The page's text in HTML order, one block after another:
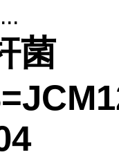
菌